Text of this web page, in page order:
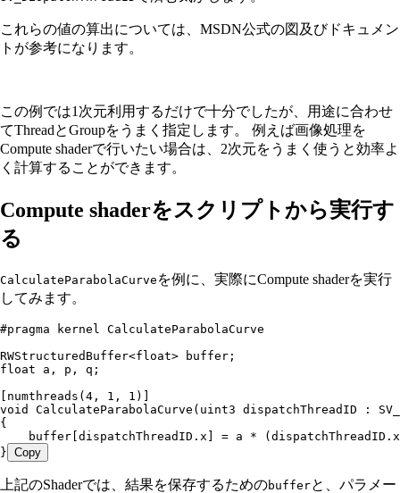
これらの値の算出については、MSDN公式の図及びドキュメン
トが参考になります。
この例では1次元利用するだけで十分でしたが、用途に合わせ
てThreadとGroupをうまく指定します。 例えば画像処理を
Compute shaderで行いたい場合は、2次元をうまく使うと効率よ
く計算することができます。
Compute shaderをスクリプトから実行す
る
CalculateParabolaCurve を例に、実際にCompute shaderを実行
してみます。
#pragma kernel CalculateParabolaCurve
RWStructuredBuffer<float> buffer;
float a, p, q;
[ numthreads (4 , 1 , 1 )]
void
CalculateParabolaCurve ( uint3 dispatchThreadID :
{
buffer[dispatchThreadID.x] = a *
} Copy
上記のShaderでは、結果を保存するためのbufferと、パラメー